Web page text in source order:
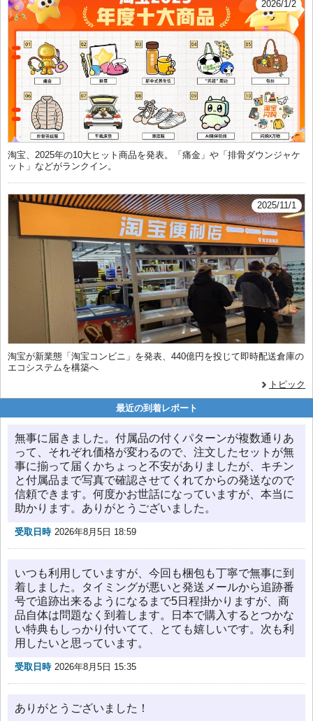
2026/1/2
淘宝、2025年の10大ヒット商品を発表。「痛金」や「排骨ダウンジャケ
ット」などがランクイン。
2025/11/1
淘宝が新業態「淘宝コンビニ」を発表、440億円を投じて即時配送倉庫の
エコシステムを構築へ
トピック
最近の到着レポート
無事に届きました。付属品の付くパターンが複数通りあ
って、それぞれ価格が変わるので、注文したセットが無
事に揃って届くかちょっと不安がありましたが、キチン
と付属品まで写真で確認させてくれてからの発送なので
信頼できます。何度かお世話になっていますが、本当に
助かります。ありがとうございました。
受取日時 2026年8月5日 18:59
いつも利用していますが、今回も梱包も丁寧で無事に到
着しました。タイミングが悪いと発送メールから追跡番
号で追跡出来るようになるまで5日程掛かりますが、商
品自体は問題なく到着します。日本で購入するとつかな
い特典もしっかり付いてて、とても嬉しいです。次も利
用したいと思っています。
受取日時 2026年8月5日 15:35
ありがとうございました！